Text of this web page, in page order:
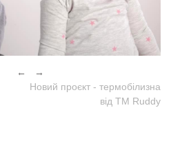
←
Новий проєкт - термобілизна
від TM Ruddy
→